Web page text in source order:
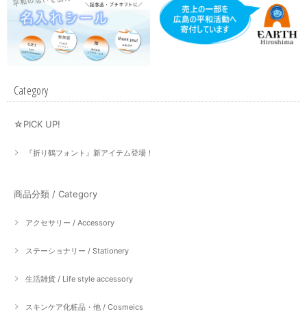
Category
☆PICK UP!
『折り鶴フォント』新アイテム登場！
商品分類 / Category
アクセサリー / Accessory
ステーショナリー / Stationery
生活雑貨 / Life style accessory
スキンケア化粧品・他 / Cosmeics